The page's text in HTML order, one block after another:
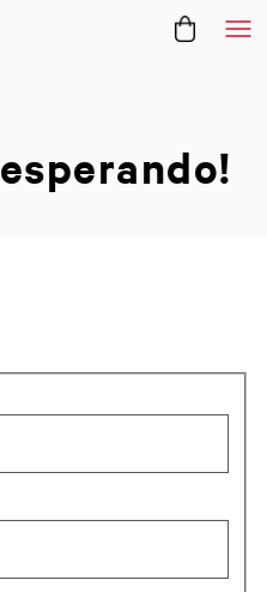
esperando!